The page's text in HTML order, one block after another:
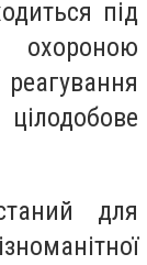
під
для